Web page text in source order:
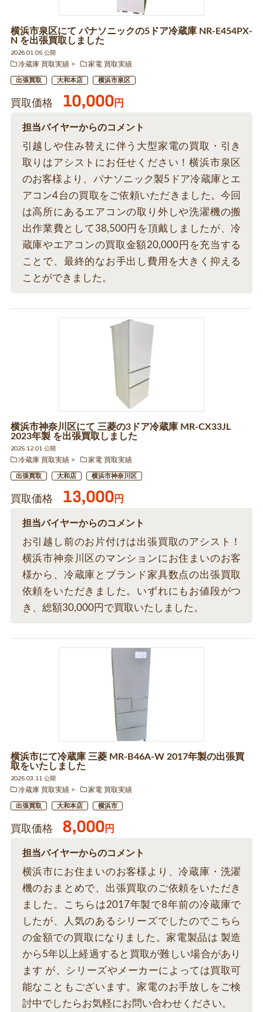
横浜市泉区にて パナソニックの5ドア冷蔵庫 NR-E454PX-
N を出張買取しました
2026.01.05 公開
冷蔵庫 買取実績
家電 買取実績
出張買取 大和本店 横浜市泉区
買取価格 10,000円
担当バイヤーからのコメント
引越しや住み替えに伴う大型家電の買取・引き
取りはアシストにお任せください！横浜市泉区
のお客様より、パナソニック製5ドア冷蔵庫とエ
アコン4台の買取をご依頼いただきました。今回
は高所にあるエアコンの取り外しや洗濯機の搬
出作業費として38,500円を頂戴しましたが、冷
蔵庫やエアコンの買取金額20,000円を充当する
ことで、最終的なお手出し費用を大きく抑える
ことができました。
横浜市神奈川区にて 三菱の3ドア冷蔵庫 MR-CX33JL
2023年製 を出張買取しました
2025.12.01 公開
冷蔵庫 買取実績
家電 買取実績
出張買取 大和店 横浜市神奈川区
買取価格 13,000円
担当バイヤーからのコメント
お引越し前のお片付けは出張買取のアシスト！
横浜市神奈川区のマンションにお住まいのお客
様から、冷蔵庫とブランド家具数点の出張買取
依頼をいただきました。いずれにもお値段がつ
き、総額30,000円で買取いたしました。
横浜市にて冷蔵庫 三菱 MR-B46A-W 2017年製の出張買
取をいたしました
2025.03.11 公開
冷蔵庫 買取実績
家電 買取実績
出張買取 大和本店 横浜市
買取価格 8,000円
担当バイヤーからのコメント
横浜市にお住まいのお客様より、冷蔵庫・洗濯
機のおまとめで、出張買取のご依頼をいただき
ました。こちらは2017年製で8年前の冷蔵庫で
したが、人気のあるシリーズでしたのでこちら
の金額での買取になりました。家電製品は 製造
から5年以上経過すると買取が難しい場合があり
ます が、シリーズやメーカーによっては買取可
能なこともございます。家電のお手放しをご検
討中でしたらお気軽にお問い合わせください。